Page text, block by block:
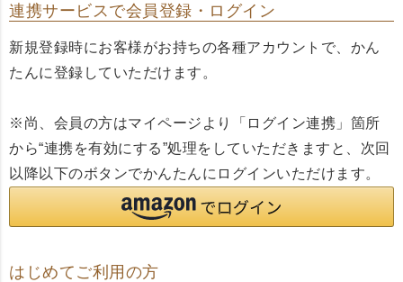
連携サービスで会員登録・ログイン
新規登録時にお客様がお持ちの各種アカウントで、かん
たんに登録していただけます。
※尚、会員の方はマイページより「ログイン連携」箇所
から“連携を有効にする”処理をしていただきますと、次回
以降以下のボタンでかんたんにログインいただけます。
はじめてご利用の方